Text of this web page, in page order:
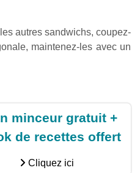
autres sandwichs, coupez-
maintenez-les avec un
minceur gratuit +
de recettes offert
Cliquez ici